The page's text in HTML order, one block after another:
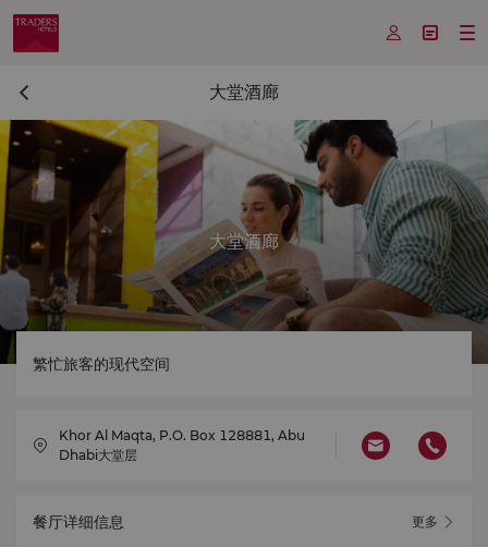
  
大堂酒廊
大堂酒廊
繁忙旅客的现代空间
Khor Al Maqta, P.O. Box 128881, Abu
Dhabi大堂层
餐厅详细信息 更多